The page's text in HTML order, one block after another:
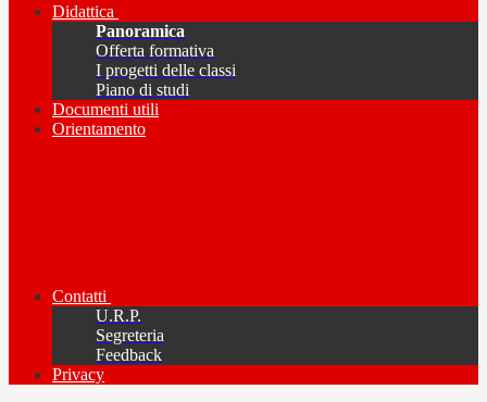
Didattica
Panoramica
Offerta formativa
I progetti delle classi
Piano di studi
Documenti utili
Orientamento
Contatti
U.R.P.
Segreteria
Feedback
Privacy